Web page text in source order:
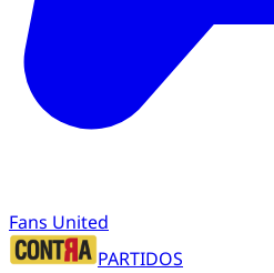
Fans United
PARTIDOS